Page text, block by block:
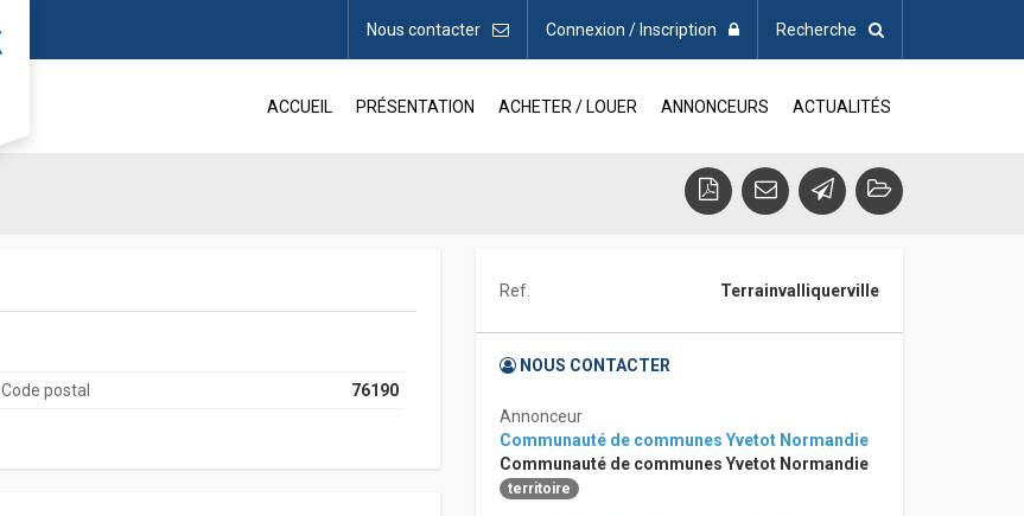
Nous contacter Connexion / Inscription Recherche
ACCUEIL PRÉSENTATION ACHETER / LOUER ANNONCEURS ACTUALITÉS
Ref. Terrainvalliquerville
NOUS CONTACTER
Annonceur
Communauté de communes Yvetot Normandie
Communauté de communes Yvetot Normandie
territoire
Code postal
76190